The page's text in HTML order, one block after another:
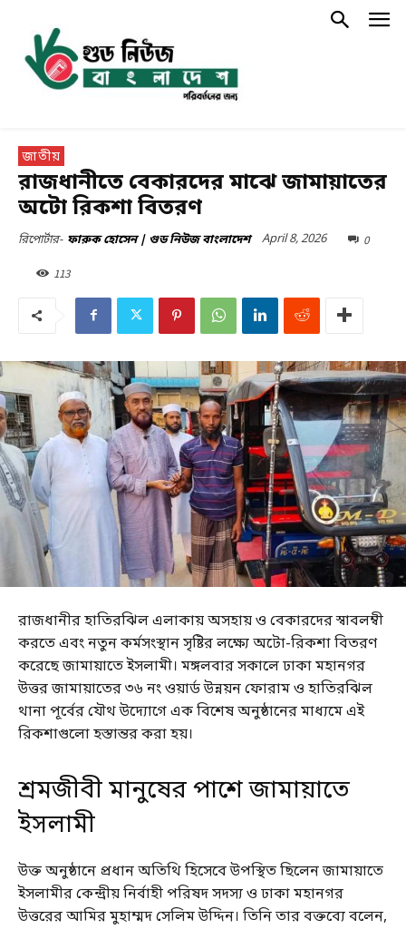
জাতীয়
রাজধানীতে বেকারদের মাঝে জামায়াতের
অটো রিকশা বিতরণ
রিপোর্টার- ফারুক হোসেন | গুড নিউজ বাংলাদেশ April 8, 2026 0
113
রাজধানীর হাতিরঝিল এলাকায় অসহায় ও বেকারদের স্বাবলম্বী
করতে এবং নতুন কর্মসংস্থান সৃষ্টির লক্ষ্যে অটো-রিকশা বিতরণ
করেছে জামায়াতে ইসলামী। মঙ্গলবার সকালে ঢাকা মহানগর
উত্তর জামায়াতের ৩৬ নং ওয়ার্ড উন্নয়ন ফোরাম ও হাতিরঝিল
থানা পূর্বের যৌথ উদ্যোগে এক বিশেষ অনুষ্ঠানের মাধ্যমে এই
রিকশাগুলো হস্তান্তর করা হয়।
শ্রমজীবী মানুষের পাশে জামায়াতে
ইসলামী
উক্ত অনুষ্ঠানে প্রধান অতিথি হিসেবে উপস্থিত ছিলেন জামায়াতে
ইসলামীর কেন্দ্রীয় নির্বাহী পরিষদ সদস্য ও ঢাকা মহানগর
উত্তরের আমির মুহাম্মদ সেলিম উদ্দিন। তিনি তার বক্তব্যে বলেন,